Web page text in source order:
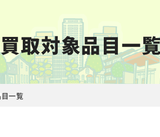
買取対象品目一
一覧